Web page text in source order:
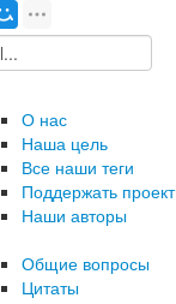
О нас
Наша цель
Все наши теги
Поддержать проект
Наши авторы
Общие вопросы
Цитаты